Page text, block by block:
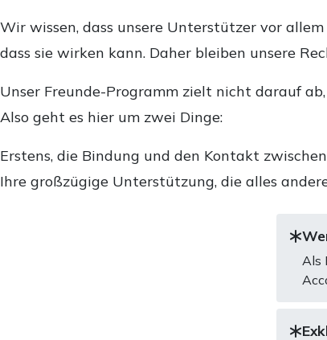
Wir wissen, dass unsere Unterstützer vor
dass sie wirken kann. Daher bleiben unsere
Unser Freunde-Programm zielt nicht darauf
Also geht es hier um zwei Dinge:
Erstens, die Bindung und den Kontakt
Ihre großzügige Unterstützung, die alles
Als